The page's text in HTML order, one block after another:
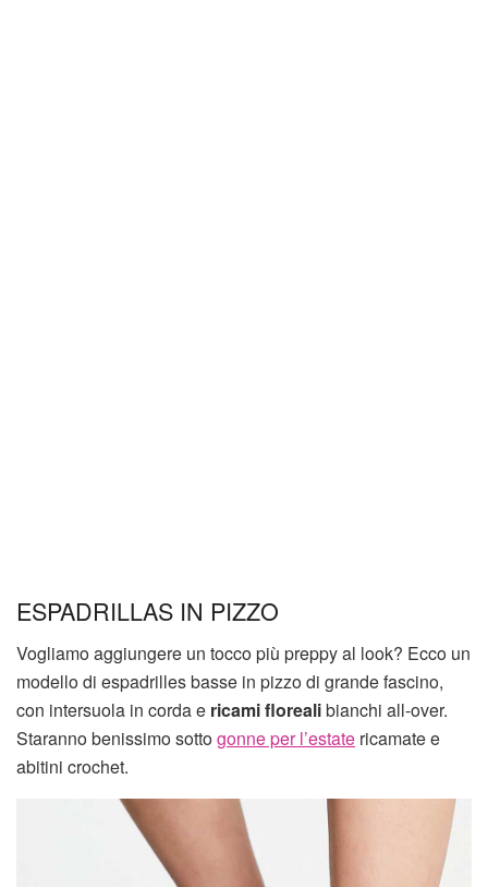
ESPADRILLAS IN PIZZO
Vogliamo aggiungere un tocco più preppy al look? Ecco un
modello di espadrilles basse in pizzo di grande fascino,
con intersuola in corda e ricami florealibianchi all-over.
Staranno benissimo sottogonne per l’estate ricamate e
abitini crochet.